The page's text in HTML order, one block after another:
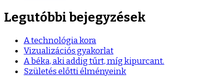
Legutóbbi bejegyzések
A technológia kora
Vizualizációs gyakorlat
A béka, aki addig tűrt, míg kipurcant.
Születés előtti élményeink